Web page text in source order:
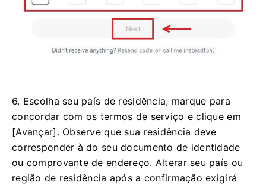
6. Escolha seu país de residência, marque para
concordar com os termos de serviço e clique em
[Avançar]. Observe que sua residência deve
corresponder à do seu documento de identidade
ou comprovante de endereço. Alterar seu país ou
região de residência após a confirmação exigirá